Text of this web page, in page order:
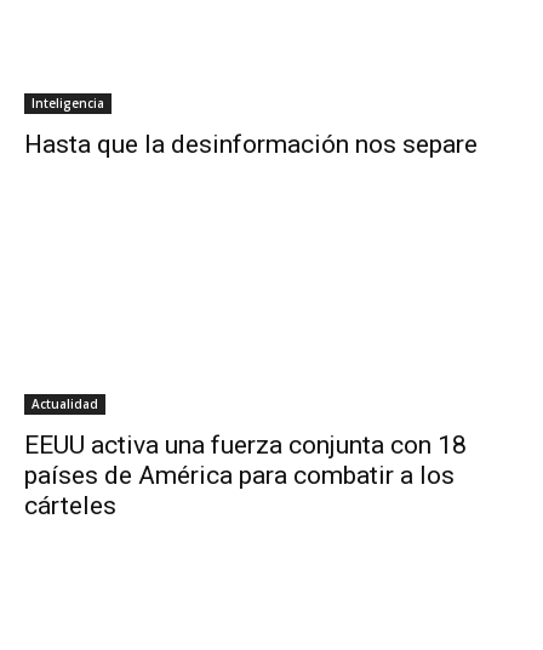
Inteligencia
Hasta que la desinformación nos separe
Actualidad
EEUU activa una fuerza conjunta con 18
países de América para combatir a los
cárteles